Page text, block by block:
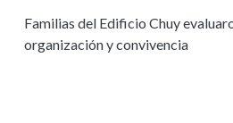
Familias del Edificio Chuy
organización y convivencia